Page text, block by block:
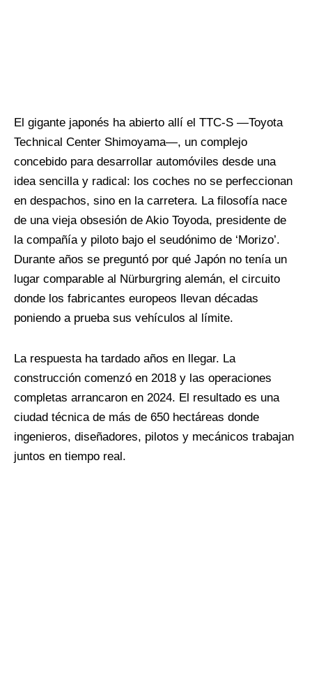
El gigante japonés ha abierto allí el TTC-S —Toyota
Technical Center Shimoyama—, un complejo
concebido para desarrollar automóviles desde una
idea sencilla y radical: los coches no se perfeccionan
en despachos, sino en la carretera. La filosofía nace
de una vieja obsesión de Akio Toyoda, presidente de
la compañía y piloto bajo el seudónimo de ‘Morizo’.
Durante años se preguntó por qué Japón no tenía un
lugar comparable al Nürburgring alemán, el circuito
donde los fabricantes europeos llevan décadas
poniendo a prueba sus vehículos al límite.
La respuesta ha tardado años en llegar. La
construcción comenzó en 2018 y las operaciones
completas arrancaron en 2024. El resultado es una
ciudad técnica de más de 650 hectáreas donde
ingenieros, diseñadores, pilotos y mecánicos trabajan
juntos en tiempo real.